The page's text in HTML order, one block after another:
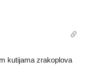
kutijama zrakoplova